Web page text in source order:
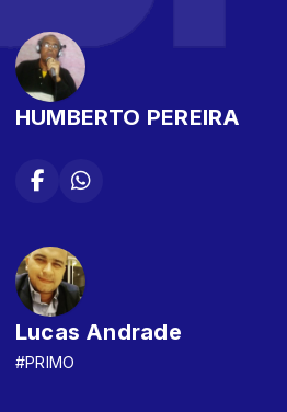
HUMBERTO PEREIRA
Lucas Andrade
#PRIMO